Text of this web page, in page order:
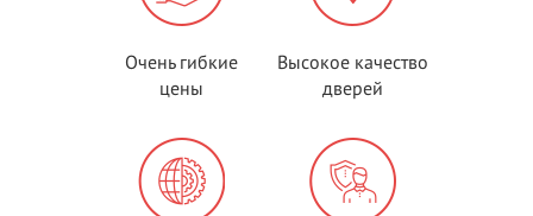
Очень гибкие
цены
Высокое качество
дверей